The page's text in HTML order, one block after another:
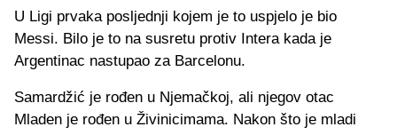
U Ligi prvaka posljednji kojem je to uspjelo je bio
Messi. Bilo je to na susretu protiv Intera kada je
Argentinac nastupao za Barcelonu.
Samardžić je rođen u Njemačkoj, ali njegov otac
Mladen je rođen u Živinicimama. Nakon što je mladi